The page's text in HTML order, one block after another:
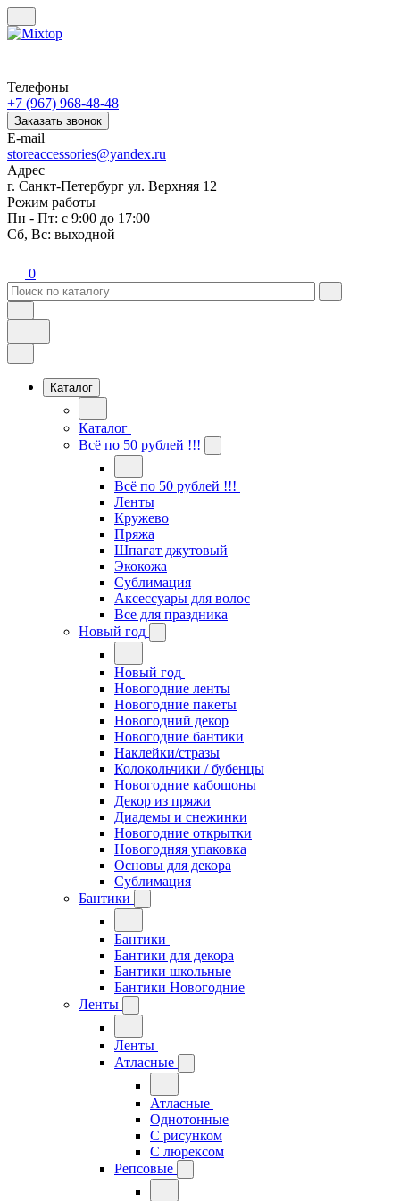
Телефоны
+7 (967) 968-48-48
Заказать звонок
E-mail
storeaccessories@yandex.ru
Адрес
г. Санкт-Петербург ул. Верхняя 12
Режим работы
Пн - Пт: с 9:00 до 17:00
Сб, Вс: выходной
0
Каталог
Каталог
Всё по 50 рублей !!!
Всё по 50 рублей !!!
Ленты
Кружево
Пряжа
Шпагат джутовый
Экокожа
Сублимация
Аксессуары для волос
Все для праздника
Новый год
Новый год
Новогодние ленты
Новогодние пакеты
Новогодний декор
Новогодние бантики
Наклейки/стразы
Колокольчики / бубенцы
Новогодние кабошоны
Декор из пряжи
Диадемы и снежинки
Новогодние открытки
Новогодняя упаковка
Основы для декора
Сублимация
Бантики
Бантики
Бантики для декора
Бантики школьные
Бантики Новогодние
Ленты
Ленты
Атласные
Атласные
Однотонные
С рисунком
С люрексом
Репсовые